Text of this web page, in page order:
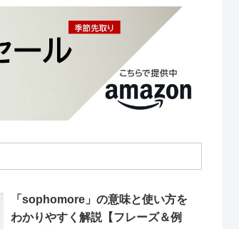
「sophomore」の意味と使い方を
わかりやすく解説【フレーズ＆例